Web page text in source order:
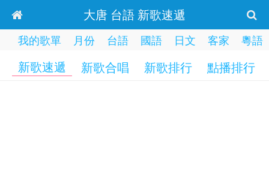
大唐 台語 新歌速遞
我的歌單 月份 台語 國語 日文 客家 粵語
新歌速遞 新歌合唱 新歌排行 點播排行